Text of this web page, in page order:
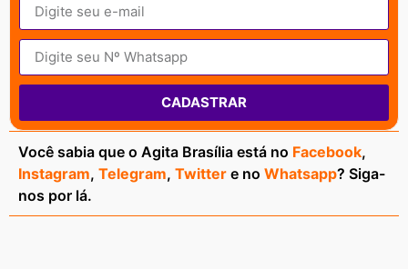
CADASTRAR
Você sabia que o Agita Brasília está no Facebook,
Instagram, Telegram, Twitter e no Whatsapp? Siga-
nos por lá.